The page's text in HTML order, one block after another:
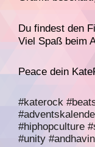
Du findest den
Viel Spaß beim
Peace dein
#katerock
#hiphopculture
#unity